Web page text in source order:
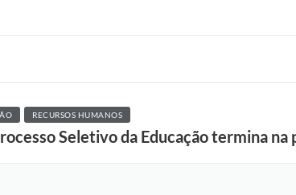
RECURSOS HUMANOS
Seletivo da Educação termina